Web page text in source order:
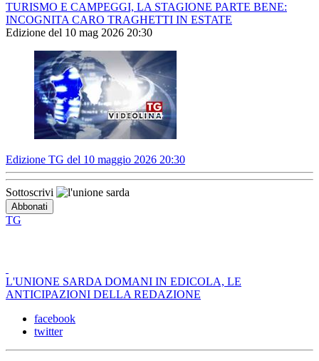
TURISMO E CAMPEGGI, LA STAGIONE PARTE BENE:
INCOGNITA CARO TRAGHETTI IN ESTATE
Edizione del 10 mag 2026 20:30
Edizione TG del 10 maggio 2026 20:30
Sottoscrivi
TG
L'UNIONE SARDA DOMANI IN EDICOLA, LE
ANTICIPAZIONI DELLA REDAZIONE
facebook
twitter